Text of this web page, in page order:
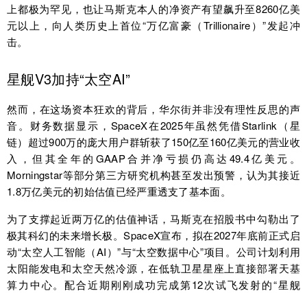
上都极为罕见，也让马斯克本人的净资产有望飙升至8260亿美
元以上，向人类历史上首位“万亿富豪（Trillionaire）”发起冲
击。
星舰V3加持“太空AI”
然而，在这场资本狂欢的背后，华尔街并非没有理性反思的声
音。财务数据显示，SpaceX在2025年虽然凭借Starlink（星
链）超过900万的庞大用户群斩获了150亿至160亿美元的营业收
入，但其全年的GAAP合并净亏损仍高达49.4亿美元。
Morningstar等部分第三方研究机构甚至发出预警，认为其接近
1.8万亿美元的初始估值已经严重透支了基本面。
为了支撑起近两万亿的估值神话，马斯克在招股书中勾勒出了
极其科幻的未来增长极。SpaceX宣布，拟在2027年底前正式启
动“太空人工智能（AI）”与“太空数据中心”项目。公司计划利用
太阳能发电和太空天然冷源，在低轨卫星星座上直接部署天基
算力中心。配合近期刚刚成功完成第12次试飞发射的“星舰